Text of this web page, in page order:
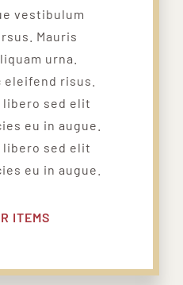
vestibulum
Mauris
urna.
risus.
sed elit
eu in augue.
sed elit
eu in augue.
ITEMS